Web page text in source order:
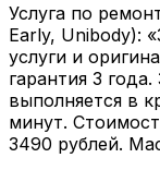
Услуга по
Early, Unibody): «
услуги и
гарантия 3 года.
выполняется в
минут.
3490 рублей.